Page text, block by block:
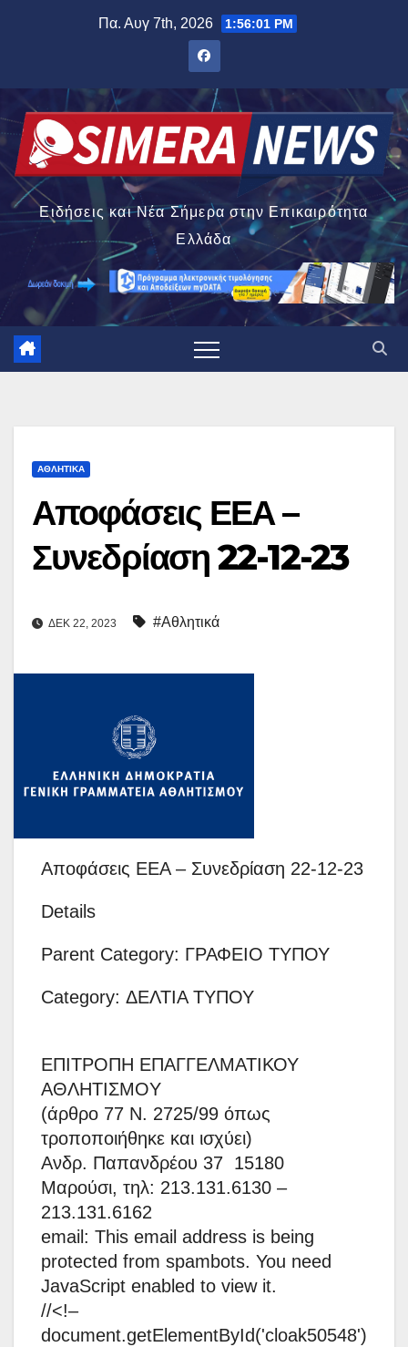
Πα. Αυγ 7th, 2026 1:56:02 PM
Ειδήσεις και Νέα Σήμερα στην Επικαιρότητα
Ελλάδα
ΑΘΛΗΤΙΚΆ
Αποφάσεις ΕΕΑ –
Συνεδρίαση 22-12-23
ΔΕΚ 22, 2023 #Αθλητικά
Αποφάσεις ΕΕΑ – Συνεδρίαση 22-12-23
Details
Parent Category: ΓΡΑΦΕΙΟ ΤΥΠΟΥ
Category: ΔΕΛΤΙΑ ΤΥΠΟΥ
ΕΠΙΤΡΟΠΗ ΕΠΑΓΓΕΛΜΑΤΙΚΟΥ
ΑΘΛΗΤΙΣΜΟY
(άρθρο 77 Ν. 2725/99 όπως
τροποποιήθηκε και ισχύει)
Ανδρ. Παπανδρέου 37 15180
Μαρούσι, τηλ: 213.131.6130 –
213.131.6162
email: This email address is being
protected from spambots. You need
JavaScript enabled to view it.
//<!–
document.getElementById('cloak50548')